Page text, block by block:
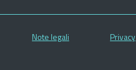
Note legali Privacy